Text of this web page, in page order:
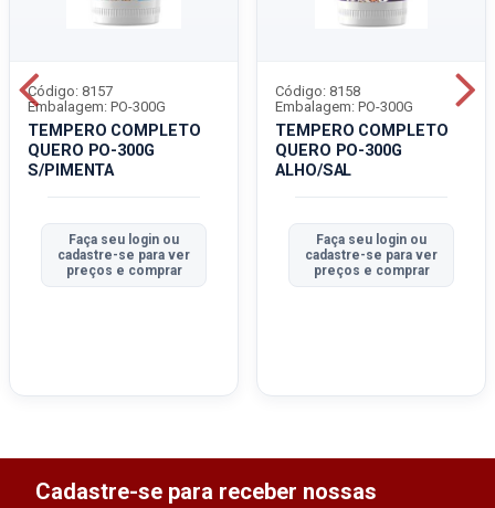
TEMPERO COMPLETO
QUERO PO-300G
S/PIMENTA
Código: 8157
Embalagem: PO-300G
Faça seu login ou
cadastre-se para ver
preços e comprar
TEMPERO COMPLETO
QUERO PO-300G
ALHO/SAL
Código: 8158
Embalagem: PO-300G
Faça seu login ou
cadastre-se para ver
preços e comprar
Cadastre-se para receber nossas